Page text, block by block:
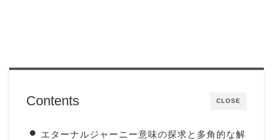
CLOSE
Contents
エターナルジャーニー意味の探求と多角的な解